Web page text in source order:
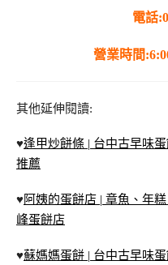
電話
營業時間
其他延伸閱讀:
♥逢甲炒餅條 | 台中古早味
推薦
♥阿姨的蛋餅店 | 章魚、年
峰蛋餅店
♥蘇媽媽蛋餅 | 台中古早味